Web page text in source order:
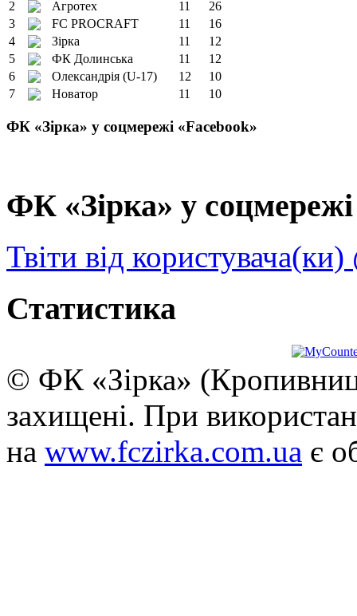
2
Агротех 11
26
3
FC PROCRAFT 11
16
4
Зірка 11
12
5
ФК Долинська 11
12
6
Олександрія (U-17) 12
10
7
Новатор 11 10
ФК «Зірка» у соцмережі «Facebook»
ФК «Зірка» у
Твіти від
Статистика
© ФК «Зірка»
захищені. При
на www.fczirka.com.ua є